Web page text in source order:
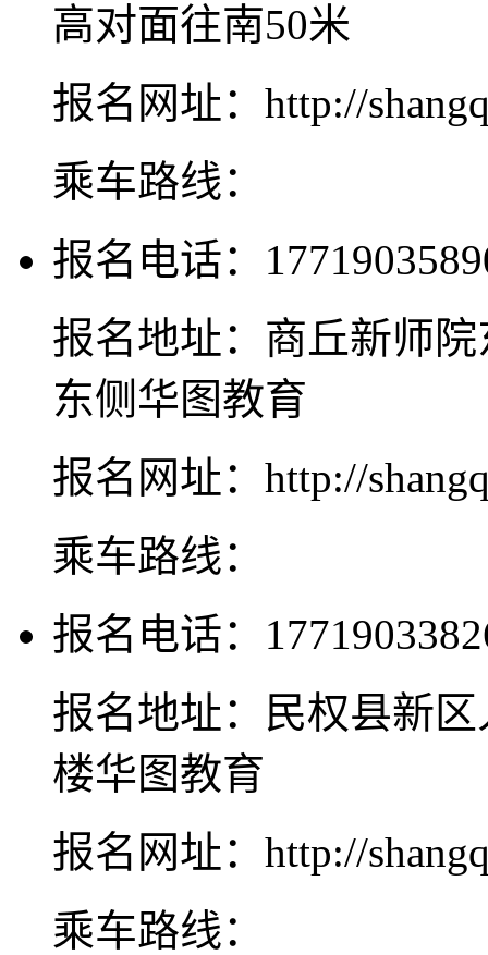
高对面往南50米
报名网址：http://
乘车路线：
报名电话：
报名地址：商丘新师
东侧华图教育
报名网址：http://
乘车路线：
报名电话：
报名地址：民权县新
楼华图教育
报名网址：http://
乘车路线：